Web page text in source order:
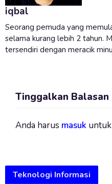
iqbal
Seorang pemuda yang
selama kurang lebih 2 tahun.
tersendiri dengan meracik
Tinggalkan Balasan
Anda harus masuk
Teknologi Informasi